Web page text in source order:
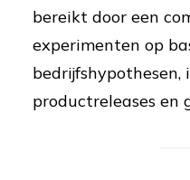
bereikt door een
experimenten op
productreleases en